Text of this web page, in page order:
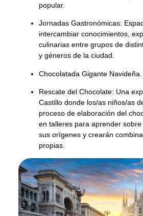
popular.
Jornadas Gastronómicas:
intercambiar conocimientos,
culinarias entre grupos de
y géneros de la ciudad.
Chocolatada Gigante Navideña.
Rescate del Chocolate: Una
Castillo donde los/as niños/as
proceso de elaboración del
en talleres para aprender sobre
sus orígenes y crearán
propias.